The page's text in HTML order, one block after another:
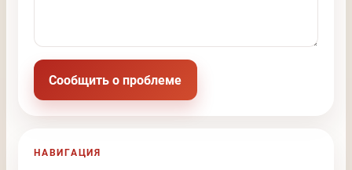
Сообщить о проблеме
НАВИГАЦИЯ